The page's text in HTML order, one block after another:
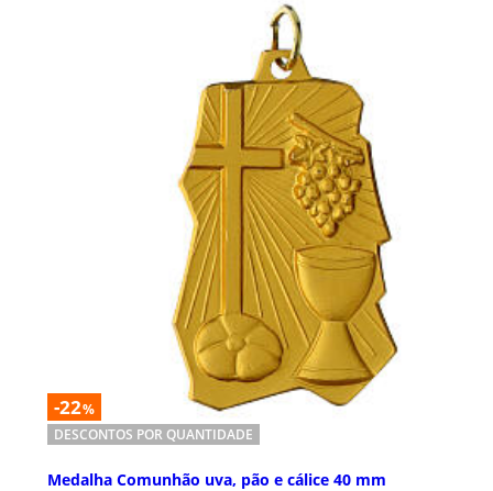
-22%
DESCONTOS POR QUANTIDADE
Medalha Comunhão uva, pão e cálice 40 mm